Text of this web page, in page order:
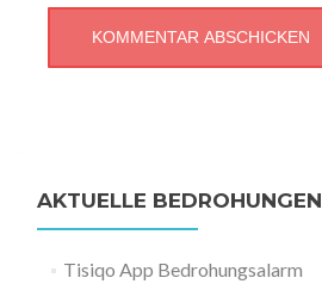
AKTUELLE BEDROHUNGEN
Tisiqo App Bedrohungsalarm